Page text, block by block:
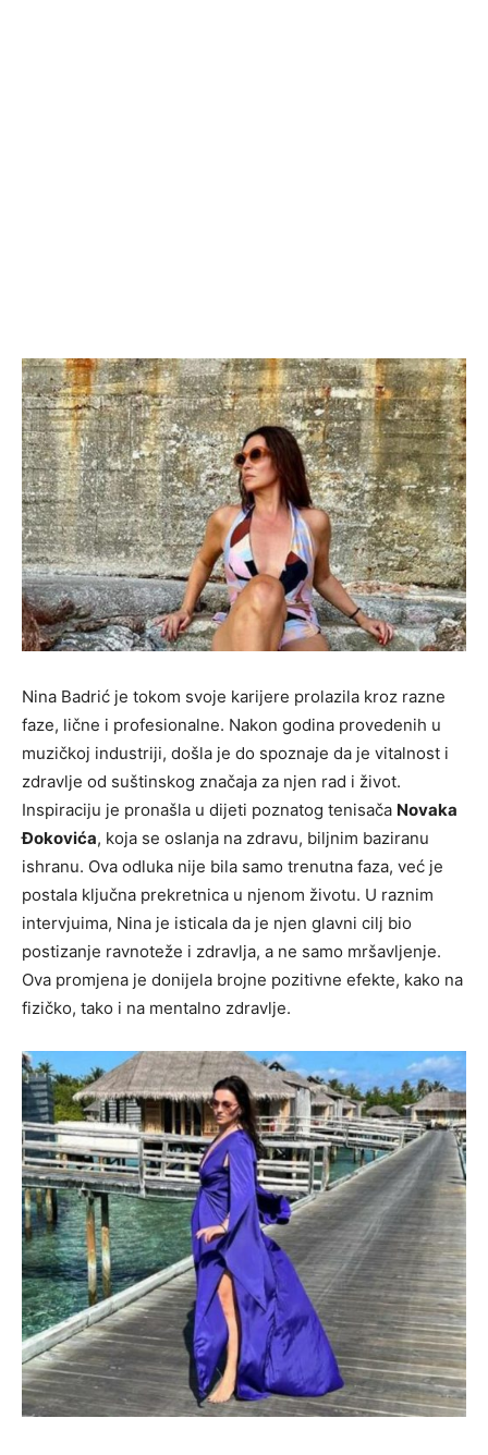
Nina Badrić je tokom svoje karijere prolazila kroz razne
faze, lične i profesionalne. Nakon godina provedenih u
muzičkoj industriji, došla je do spoznaje da je vitalnost i
zdravlje od suštinskog značaja za njen rad i život.
Inspiraciju je pronašla u dijeti poznatog tenisača Novaka
Đokovića, koja se oslanja na zdravu, biljnim baziranu
ishranu. Ova odluka nije bila samo trenutna faza, već je
postala ključna prekretnica u njenom životu. U raznim
intervjuima, Nina je isticala da je njen glavni cilj bio
postizanje ravnoteže i zdravlja, a ne samo mršavljenje.
Ova promjena je donijela brojne pozitivne efekte, kako na
fizičko, tako i na mentalno zdravlje.